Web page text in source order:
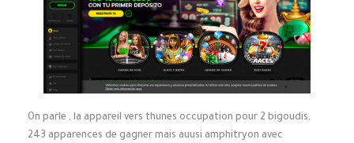
On parle , la appareil vers thunes occupation pour 2 bigoudis,
243 apparences de gagner mais auusi amphitryon avec